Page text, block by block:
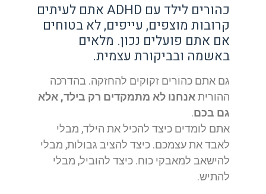
כהורים לילד עם ADHD אתם לעיתים
קרובות מוצפים, עייפים, לא בטוחים
אם אתם פועלים נכון. מלאים
באשמה ובביקורת עצמית.
גם אתם כהורים זקוקים להחזקה. בהדרכה
ההוריתאנחנו לא מתמקדים רק בילד, אלא
גם בכם.
אתם לומדים כיצד להכיל את הילד, מבלי
לאבד את עצמכם. כיצד להציב גבולות, מבלי
להישאב למאבקי כוח. כיצד להוביל, מבלי
להתיש.